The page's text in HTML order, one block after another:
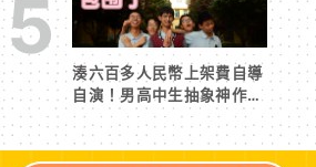
5
湊六百多人民幣上架費自導
自演！男高中生抽象神作
《完蛋！我被男同學包圍
了》突然爆紅